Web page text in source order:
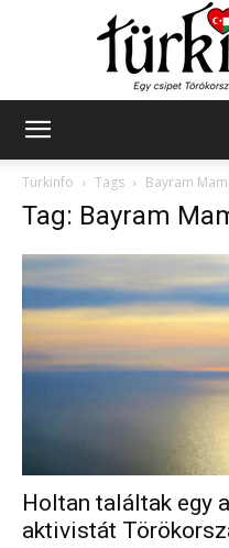
Türkinfo
Tags Bayram
Tag: Bayram
Holtan találtak egy
aktivistát